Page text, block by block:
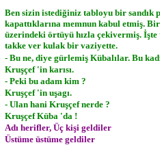
Ben sizin istediğiniz tabloyu bir sandık
kapattıklarına memnun kabul etmiş.
üzerindeki örtüyü hızla çekivermiş.
takke ver kulak bir vaziyette.
- Bu ne, diye gürlemiş Kübalılar. Bu
Kruşçef 'in karısı.
- Peki bu adam kim ?
Kruşçef 'in uşagı.
- Ulan hani Kruşçef nerde ?
Kruşçef Küba 'da !
Adı herifler, Üç kişi geldiler
Üstüme üstüme geldiler